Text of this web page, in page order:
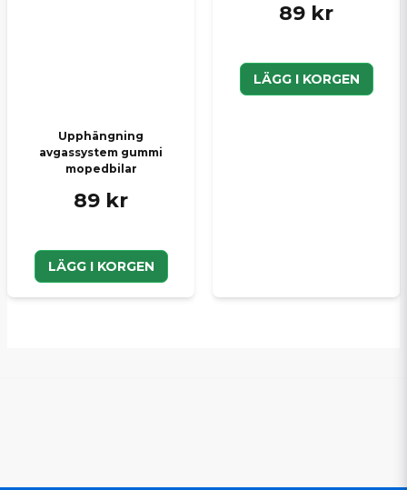
Upphängning
avgassystem gummi
mopedbilar
89 kr
LÄGG I KORGEN
89 kr
LÄGG I KORGEN